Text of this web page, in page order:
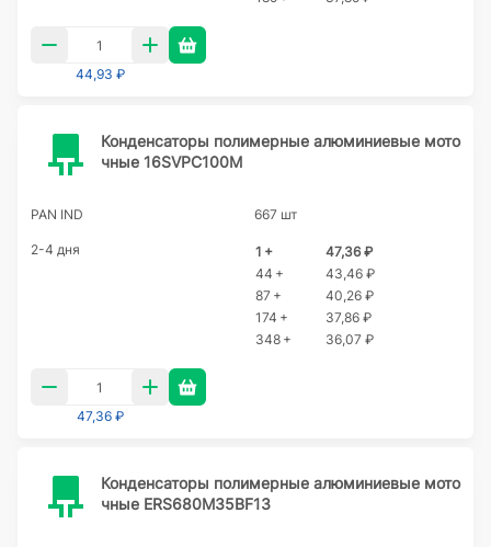
44,93 ₽
Конденсаторы полимерные алюминиевые мото
чные 16SVPC100M
PAN IND 667 шт
2-4 дня 1 +
47,36 ₽
44 +
43,46 ₽
87 +
40,26 ₽
174 +
37,86 ₽
348 +
36,07 ₽
47,36 ₽
Конденсаторы полимерные алюминиевые мото
чные ERS680M35BF13